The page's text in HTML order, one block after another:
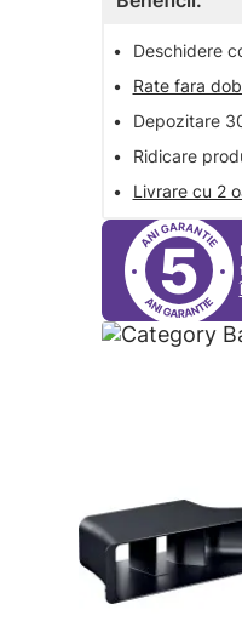
•
Deschidere
•
Rate fara
•
Depozitare
•
Ridicare
•
Livrare cu 2
5